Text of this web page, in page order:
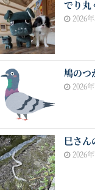
でり丸
2026
鳩のつ
2026
巳さん
2026